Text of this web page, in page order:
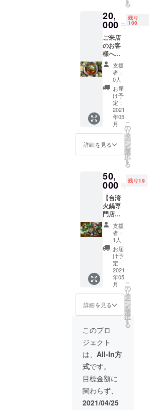
スープ
の定価
は２５
００円
（２～
４名
様）で
す。 有
効期限
2022年
3月末日
る
20,
000 円
残り
100
ご来店
のお客
様へ！
火鍋
スープ
の 無
料 利
用回数
券！！
１枚の
チケッ
トで18
回まで
ご利用
可
能！！
スープ
の定価
は２５
００円
（２～
４名
様）で
す。 有
効期限
2022年
3月末日
支援
者：
0人
お届
け予
定：
2021
年05
月
詳細を見る
こ
の
リ
タ
ー
ン
を
選
択
す
る
50,
000 円
残り19
【台湾
火鍋専
門店
林鼎
翔】の
火鍋
スープ
をご自
宅まで
お届
け！ 1
年間で
何度で
も利用
可
能！！
火鍋
スープ
をお届
けしま
す！！
火鍋
スープ
の定価
は２５
００円
（２～
支援
者：
1人
お届
け予
定：
2021
年05
月
詳細を見る
こ
の
リ
タ
ー
ン
を
選
択
す
る
このプロ
ジェクト
は、 All-In方
式です。
目標金額に
関わらず、
2021/04/25